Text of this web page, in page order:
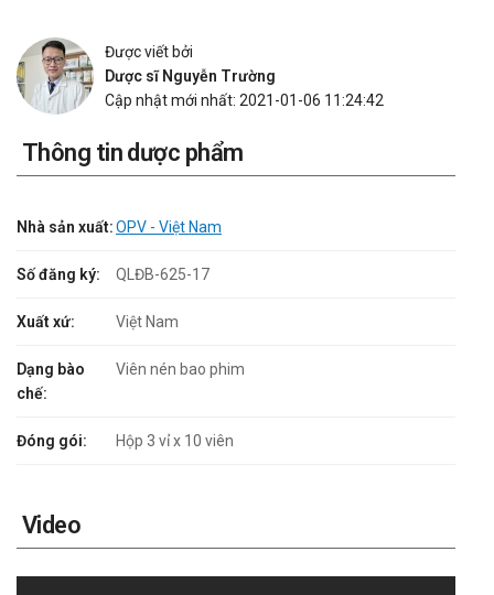
Được viết bởi
Dược sĩ Nguyễn Trường
Cập nhật mới nhất: 2021-01-06 11:24:42
Thông tin dược phẩm
Nhà sản xuất:OPV - Việt Nam
Số đăng ký: QLĐB-625-17
Xuất xứ: Việt Nam
Dạng bào
chế:
Viên nén bao phim
Đóng gói: Hộp 3 vỉ x 10 viên
Video